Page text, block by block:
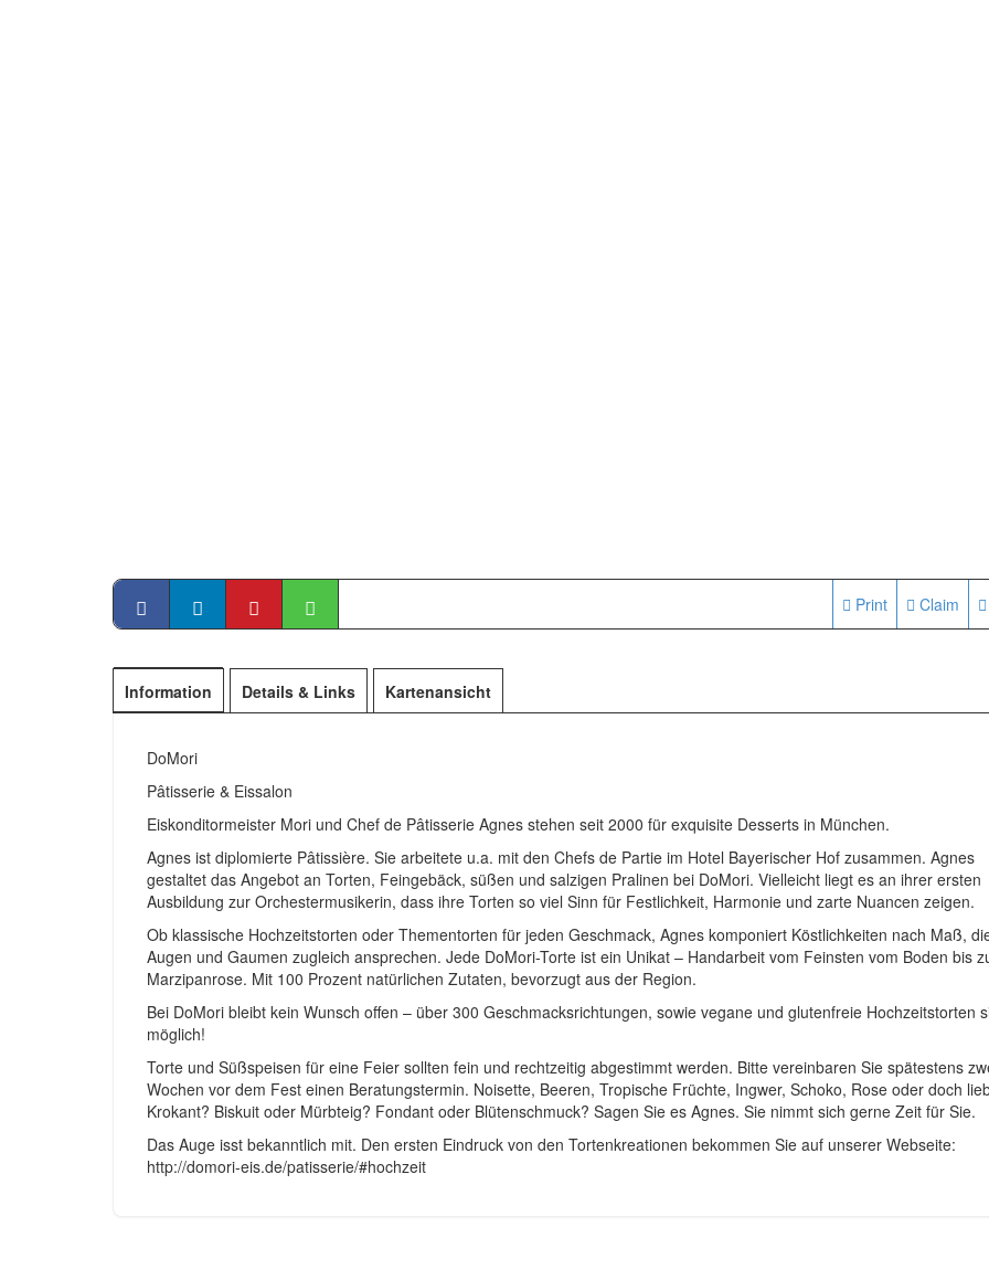
Claim
Print
Information Details & Links Kartenansicht
DoMori
Pâtisserie & Eissalon
Eiskonditormeister Mori und Chef de Pâtisserie Agnes stehen seit 2000 für exquisite Desserts in München.
Agnes ist diplomierte Pâtissière. Sie arbeitete u.a. mit den Chefs de Partie im Hotel Bayerischer Hof zusammen. Agnes
gestaltet das Angebot an Torten, Feingebäck, süßen und salzigen Pralinen bei DoMori. Vielleicht liegt es an ihrer ersten
Ausbildung zur Orchestermusikerin, dass ihre Torten so viel Sinn für Festlichkeit, Harmonie und zarte Nuancen zeigen.
Ob klassische Hochzeitstorten oder Thementorten für jeden Geschmack, Agnes komponiert Köstlichkeiten nach Maß,
Augen und Gaumen zugleich ansprechen. Jede DoMori-Torte ist ein Unikat – Handarbeit vom Feinsten vom Boden bis
Marzipanrose. Mit 100 Prozent natürlichen Zutaten, bevorzugt aus der Region.
Bei DoMori bleibt kein Wunsch offen – über 300 Geschmacksrichtungen, sowie vegane und glutenfreie Hochzeitstorten
möglich!
Torte und Süßspeisen für eine Feier sollten fein und rechtzeitig abgestimmt werden. Bitte vereinbaren Sie spätestens
Wochen vor dem Fest einen Beratungstermin. Noisette, Beeren, Tropische Früchte, Ingwer, Schoko, Rose oder doch
Krokant? Biskuit oder Mürbteig? Fondant oder Blütenschmuck? Sagen Sie es Agnes. Sie nimmt sich gerne Zeit für Sie.
Das Auge isst bekanntlich mit. Den ersten Eindruck von den Tortenkreationen bekommen Sie auf unserer Webseite:
http://domori-eis.de/patisserie/#hochzeit